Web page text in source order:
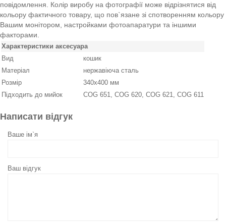
повідомлення. Колір виробу на фотографії може відрізнятися від
кольору фактичного товару, що пов`язане зі спотворенням кольору
Вашим монітором, настройками фотоапаратури та іншими
факторами.
Характеристики аксесуара
Вид
кошик
Матеріал
нержавіюча сталь
Розмір
340x400 мм
Підходить до мийок
COG 651, COG 620, COG 621, COG 611
Написати відгук
Ваше ім`я
Ваш відгук